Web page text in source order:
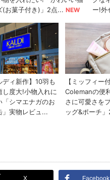
X Facebook